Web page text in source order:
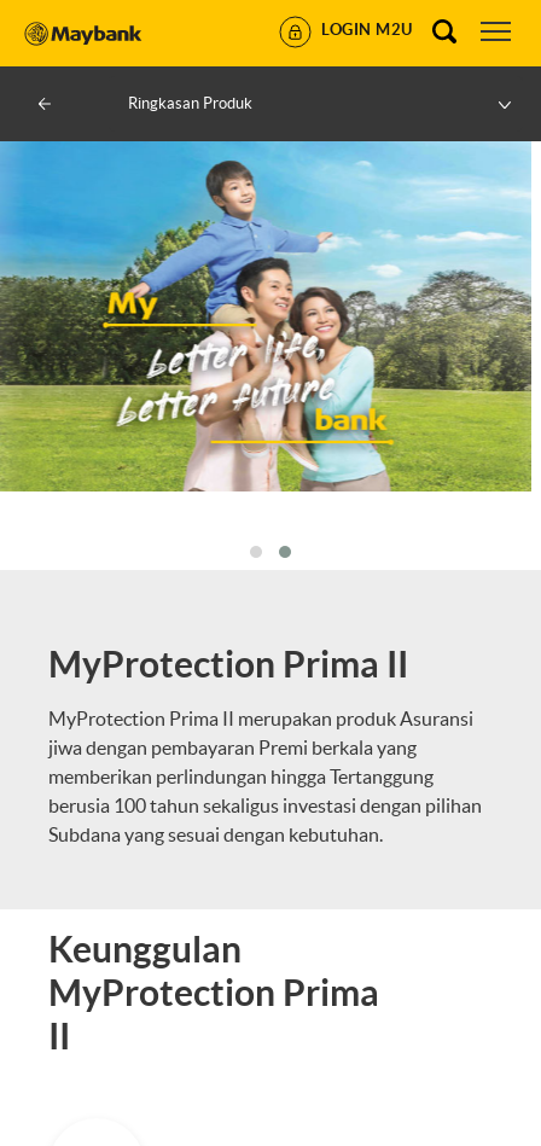
LOGIN M2U
Ringkasan Produk
MyProtection Prima II
MyProtection Prima II merupakan produk Asuransi
jiwa dengan pembayaran Premi berkala yang
memberikan perlindungan hingga Tertanggung
berusia 100 tahun sekaligus investasi dengan pilihan
Subdana yang sesuai dengan kebutuhan.
Keunggulan
MyProtection Prima
II